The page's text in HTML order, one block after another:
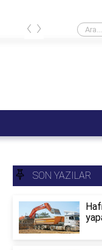
B sınıfı
‹ ›
SON YAZILAR